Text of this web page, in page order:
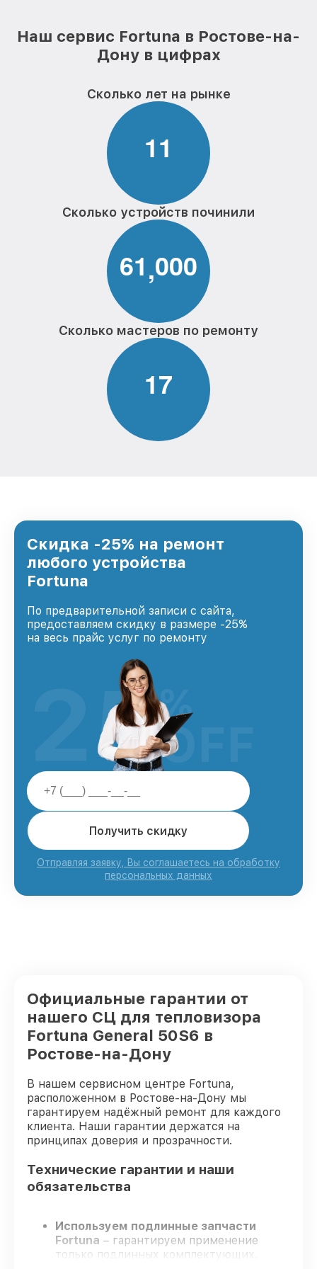
Наш сервис Fortuna в Ростове-на-
Дону в цифрах
Сколько лет на рынке
11
Сколько устройств починили
61,000
Сколько мастеров по ремонту
17
Скидка -25% на ремонт
любого устройства
Fortuna
По предварительной записи с сайта,
предоставляем скидку в размере -25%
на весь прайс услуг по ремонту
Получить скидку
Отправляя заявку, Вы соглашаетесь на обработку
персональных данных
25%
OFF
Официальные гарантии от
нашего СЦ для тепловизора
Fortuna General 50S6 в
Ростове-на-Дону
В нашем сервисном центре Fortuna,
расположенном в Ростове-на-Дону мы
гарантируем надёжный ремонт для каждого
клиента. Наши гарантии держатся на
принципах доверия и прозрачности.
Технические гарантии и наши
обязательства
Используем подлинные запчасти
Fortuna – гарантируем применение
только подлинных комплектующих.